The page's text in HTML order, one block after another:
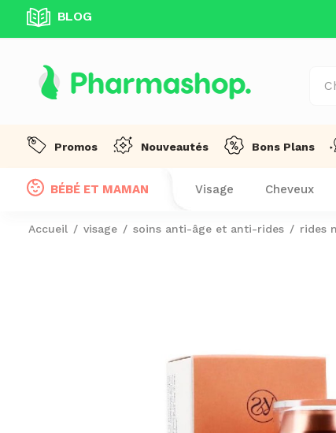
BLOG
DÈS 99 DT D'ACHAT! !
Promos Nouveautés Bons Plans
BÉBÉ ET MAMAN Visage Cheveux
Accueil visage soins anti-âge et anti-rides rides